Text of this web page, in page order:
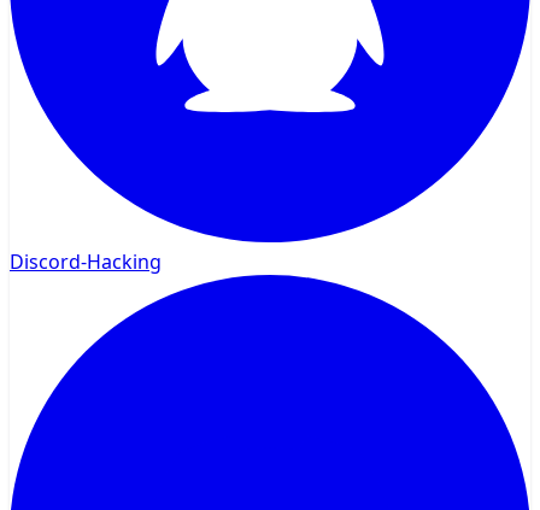
Discord-Hacking